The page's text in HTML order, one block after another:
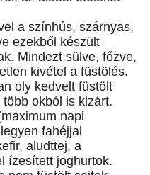
a színhús, szárnyas,
ezekből készült
Mindezt sülve, főzve,
kivétel a füstölés.
oly kedvelt füstölt
okból is kizárt.
napi
fahéjjal
aludttej, a
ízesített joghurtok.